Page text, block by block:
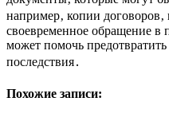
например‚ копии
своевременное обращение в
может помочь
последствия․
Похожие записи: